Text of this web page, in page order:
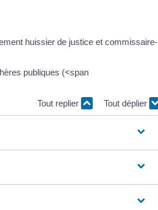
huissier de justice et commissaire-
publiques (<span
Tout replier
Tout déplier